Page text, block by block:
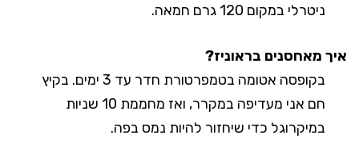
ניטרלי במקום 120 גרם חמאה.
איך מאחסנים בראוניז?
בקופסה אטומה בטמפרטורת חדר עד 3 ימים. בקיץ
חם אני מעדיפה במקרר, ואז מחממת 10 שניות
במיקרוגל כדי שיחזור להיות נמס בפה.